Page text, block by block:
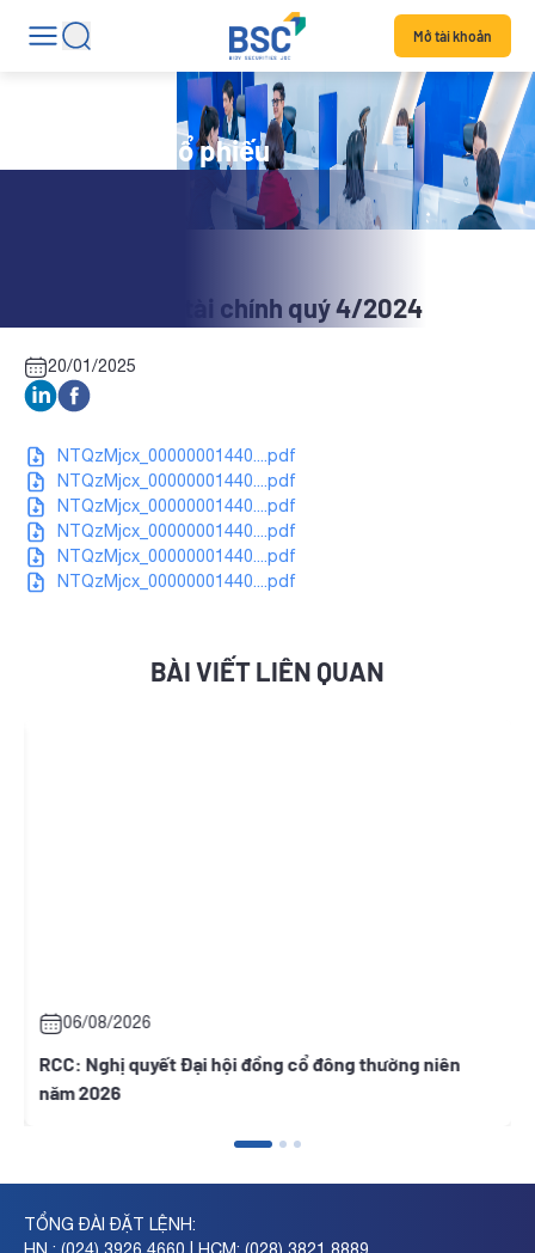
Mở tài khoản
Tin tức mã cổ phiếu
NS2: Báo cáo tài chính quý 4/2024
20/01/2025
NTQzMjcx_00000001440....pdf
NTQzMjcx_00000001440....pdf
NTQzMjcx_00000001440....pdf
NTQzMjcx_00000001440....pdf
NTQzMjcx_00000001440....pdf
NTQzMjcx_00000001440....pdf
BÀI VIẾT LIÊN QUAN
06/08/2026
RCC: Nghị quyết Đại hội đồng cổ đông thường niên
năm 2026
TỔNG ĐÀI ĐẶT LỆNH: